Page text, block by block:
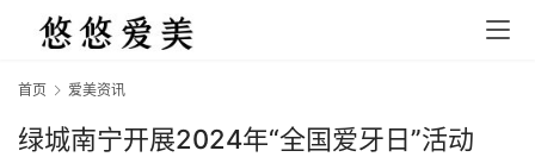
首页 爱美资讯
绿城南宁开展2024年“全国爱牙日”活动